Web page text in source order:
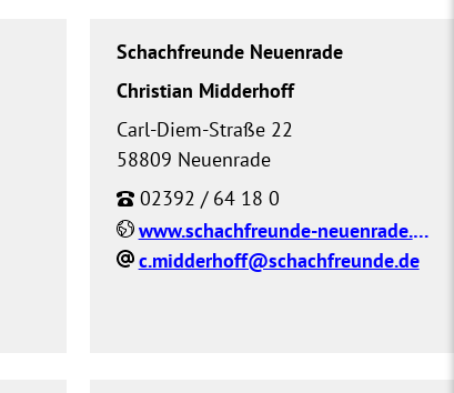
www.schachfreunde-neuenrade.de
c.midderhoff@schachfreunde.de
Schachfreunde Neuenrade
Carl-Diem-Straße 22
58809 Neuenrade
02392 / 64 18 0
Christian Midderhoff